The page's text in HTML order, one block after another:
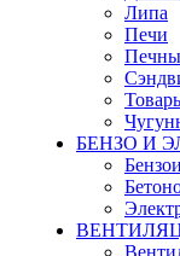
Липа
Печи
БЕНЗО И